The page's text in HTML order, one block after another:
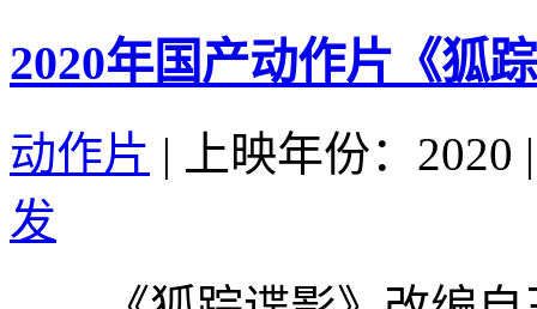
2020年国产动作片《狐
动作片 | 上映年份：2020 |
发